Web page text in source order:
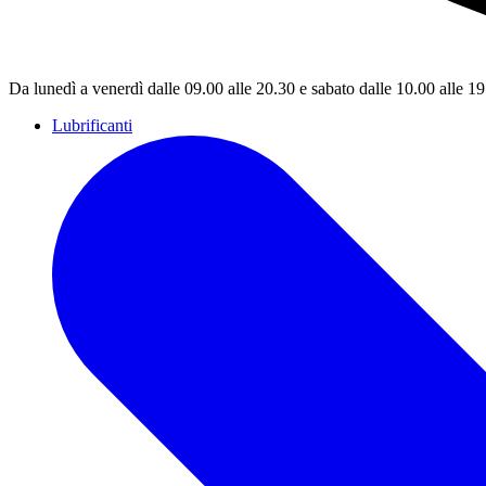
Da lunedì a venerdì dalle 09.00 alle 20.30 e sabato dalle 10.00 alle
Lubrificanti